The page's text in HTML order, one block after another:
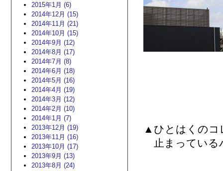
2015年1月 (6)
2014年12月 (15)
2014年11月 (21)
2014年10月 (15)
2014年9月 (12)
2014年8月 (17)
2014年7月 (8)
2014年6月 (18)
2014年5月 (16)
2014年4月 (19)
2014年3月 (12)
2014年2月 (10)
2014年1月 (7)
2013年12月 (19)
2013年11月 (16)
2013年10月 (17)
2013年9月 (13)
2013年8月 (24)
▲ひとはくのコ
止まっている